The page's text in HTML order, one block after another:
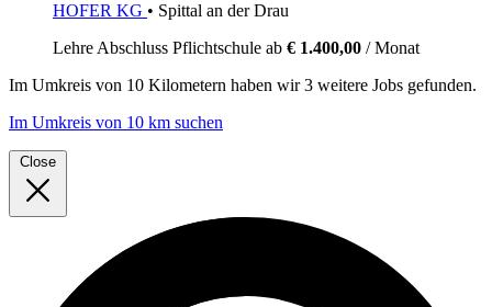
HOFER KG • Spittal an der Drau
LehreAbschluss Pflichtschule ab € 1.400,00 / Monat
Im Umkreis von 10 Kilometern haben wir3 weitere Jobs gefunden.
Im Umkreis von 10 km suchen
Close